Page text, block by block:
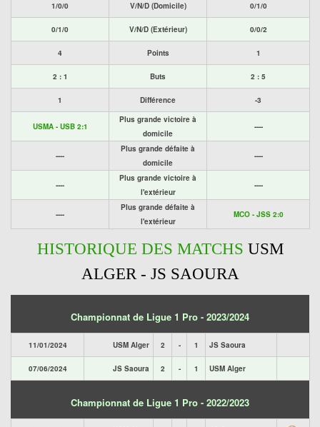
1/0/0 V/N/D (Domicile) 0/1/0
0/1/0 V/N/D (Extérieur) 0/0/2
4 Points 1
2 : 1 Buts 2 : 5
1 Différence -3
USMA - USB 2:1
Plus grande victoire à
domicile
----
----
Plus grande défaite à
domicile
----
----
Plus grande victoire à
l'extérieur
----
----
Plus grande défaite à
l'extérieur
MCO - JSS 2:0
HISTORIQUE DES MATCHS USM
ALGER - JS SAOURA
Championnat de Ligue 1 Pro - 2023/2024
11/01/2024 USM Alger 2 - 1 JS Saoura
07/06/2024 JS Saoura 2 - 1 USM Alger
Championnat de Ligue 1 Pro - 2022/2023